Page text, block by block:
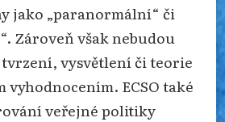
jako „paranormální“ či
Zároveň však nebudou
vysvětlení či teorie
ECSO také
veřejné politiky